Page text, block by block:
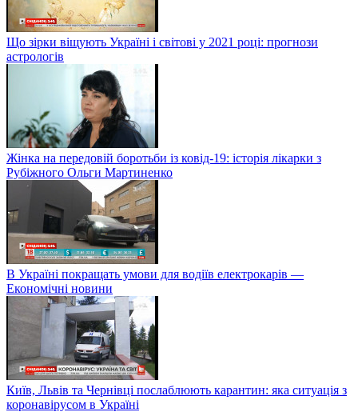
Що зірки віщують Україні і світові у 2021 році: прогнози
астрологів
Жінка на передовій боротьби із ковід-19: історія лікарки з
Рубіжного Ольги Мартиненко
В Україні покращать умови для водіїв електрокарів —
Економічні новини
Київ, Львів та Чернівці послаблюють карантин: яка ситуація з
коронавірусом в Україні